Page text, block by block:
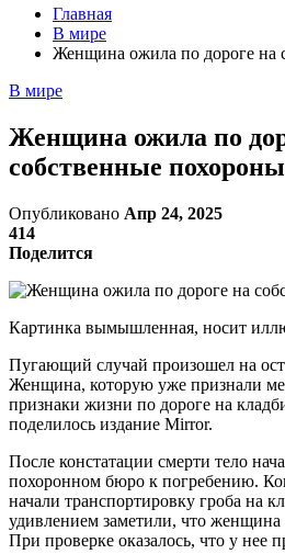
Главная
В мире
Женщина ожила по дороге на
В мире
Женщина ожила по
собственные похороны
Опубликовано Апр 24, 2025
414
Поделится
Картинка вымышленная, носит
Пугающий случай произошел на
Женщина, которую уже признали
признаки жизни по дороге на
поделилось издание Mirror.
После констатации смерти тело
похоронном бюро к погребению.
начали транспортировку гроба на
удивлением заметили, что
При проверке оказалось, что у нее